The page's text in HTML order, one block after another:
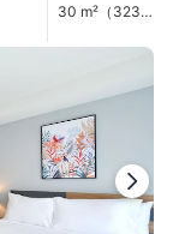
30 m²（323